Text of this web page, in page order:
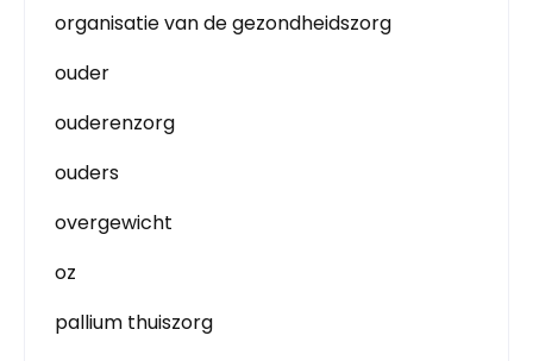
organisatie van de gezondheidszorg
ouder
ouderenzorg
ouders
overgewicht
oz
pallium thuiszorg